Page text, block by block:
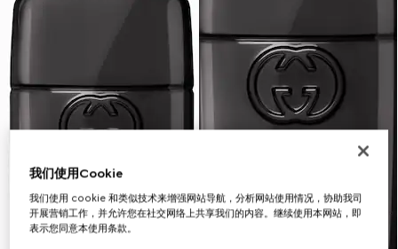
我们使用Cookie
我们使用 cookie 和类似技术来增强网站导航，分析网站使用情况，协助我司
开展营销工作，并允许您在社交网络上共享我们的内容。继续使用本网站，即
表示您同意本使用条款。